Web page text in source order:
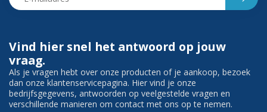
Vind hier snel het antwoord op jouw
vraag.
Als je vragen hebt over onze producten of je aankoop, bezoek
dan onze klantenservicepagina. Hier vind je onze
bedrijfsgegevens, antwoorden op veelgestelde vragen en
verschillende manieren om contact met ons op te nemen.